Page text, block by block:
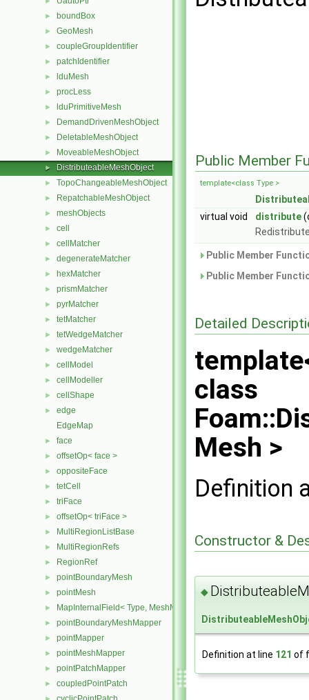
► boundBox
► GeoMesh
► coupleGroupIdentifier
► patchIdentifier
► lduMesh
► procLess
► lduPrimitiveMesh
► DemandDrivenMeshObject
► DeletableMeshObject
► MoveableMeshObject
► DistributeableMeshObject
► TopoChangeableMeshObject
► RepatchableMeshObject
► meshObjects
► cell
► cellMatcher
► degenerateMatcher
► hexMatcher
► prismMatcher
► pyrMatcher
► tetMatcher
► tetWedgeMatcher
► wedgeMatcher
► cellModel
► cellModeller
► cellShape
►
edge
EdgeMap
► face
► offsetOp< face >
► oppositeFace
► tetCell
► triFace
► offsetOp< triFace >
► MultiRegionListBase
► MultiRegionRefs
► RegionRef
► pointBoundaryMesh
► pointMesh
► MapInternalField< Type, MeshMapper, pointMesh >
► pointBoundaryMeshMapper
► pointMapper
► pointMeshMapper
► pointPatchMapper
► coupledPointPatch
Public Member
template<class Type >
virtual void
distribute
Public Member
Public Member
Detailed
class
Mesh >
Definition
Constructor &
◆
Definition at line 121 of